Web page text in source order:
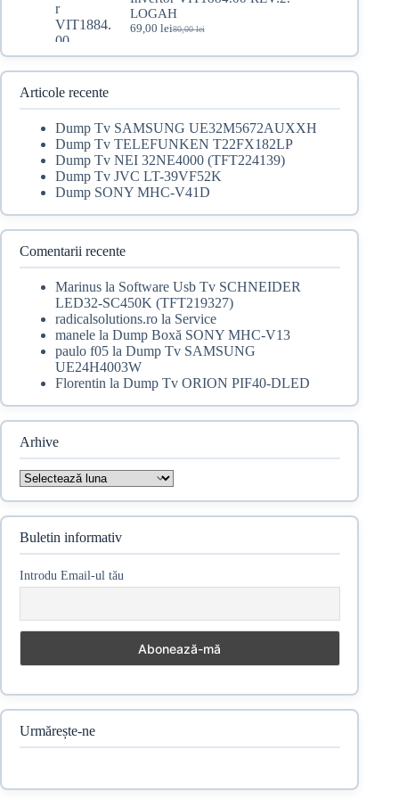
150,00 lei.
LOGAH
80,00lei
Prețul
69,00 leiPrețul
Articole recente
Dump Tv SAMSUNG UE32M5672AUXXH
Dump Tv TELEFUNKEN T22FX182LP
Dump Tv NEI 32NE4000 (TFT224139)
Dump Tv JVC LT-39VF52K
Dump SONY MHC-V41D
Comentarii recente
Marinusla Software Usb Tv SCHNEIDER
LED32-SC450K (TFT219327)
radicalsolutions.rola Service
manelela Dump Boxă SONY MHC-V13
paulo f05la Dump Tv SAMSUNG
UE24H4003W
Florentin la Dump Tv ORION PIF40-DLED
Arhive
Arhive
Buletin informativ
Introdu Email-ul tău
Urmărește-ne